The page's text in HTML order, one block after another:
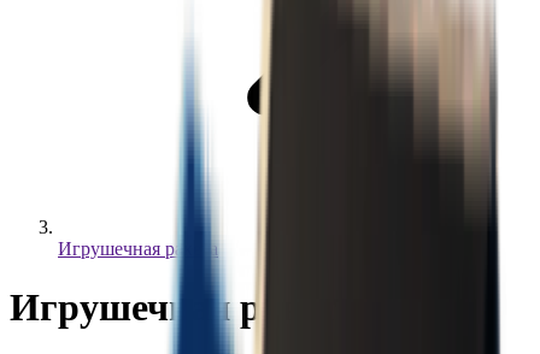
Игрушечная ракета
Игрушечная ракета